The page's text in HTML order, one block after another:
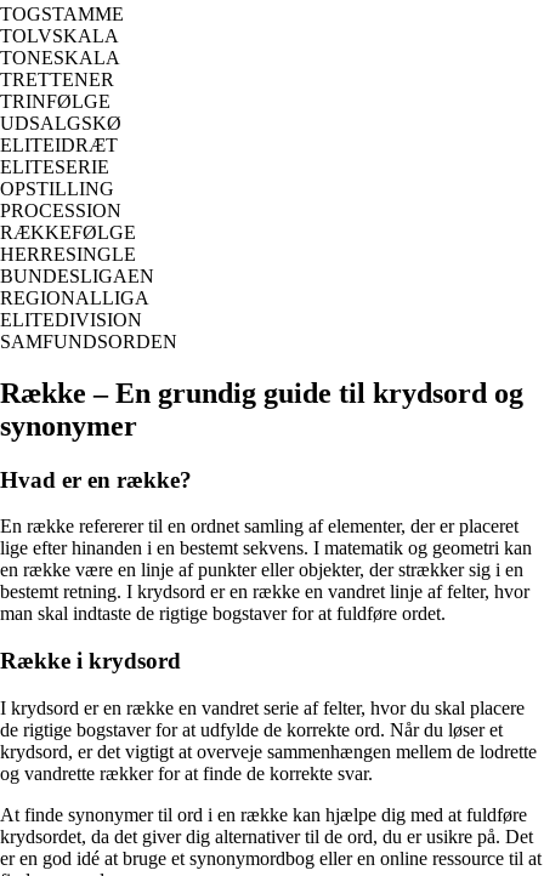
TOGSTAMME
TOLVSKALA
TONESKALA
TRETTENER
TRINFØLGE
UDSALGSKØ
ELITEIDRÆT
ELITESERIE
OPSTILLING
PROCESSION
RÆKKEFØLGE
HERRESINGLE
BUNDESLIGAEN
REGIONALLIGA
ELITEDIVISION
SAMFUNDSORDEN
Række – En grundig guide til krydsord og
synonymer
Hvad er en række?
En række refererer til en ordnet samling af elementer, der er placeret
lige efter hinanden i en bestemt sekvens. I matematik og geometri kan
en række være en linje af punkter eller objekter, der strækker sig i en
bestemt retning. I krydsord er en række en vandret linje af felter, hvor
man skal indtaste de rigtige bogstaver for at fuldføre ordet.
Række i krydsord
I krydsord er en række en vandret serie af felter, hvor du skal placere
de rigtige bogstaver for at udfylde de korrekte ord. Når du løser et
krydsord, er det vigtigt at overveje sammenhængen mellem de lodrette
og vandrette rækker for at finde de korrekte svar.
At finde synonymer til ord i en række kan hjælpe dig med at fuldføre
krydsordet, da det giver dig alternativer til de ord, du er usikre på. Det
er en god idé at bruge et synonymordbog eller en online ressource til at